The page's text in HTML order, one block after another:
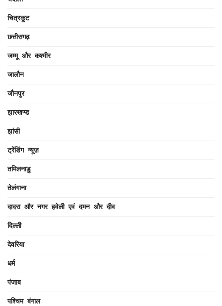
चित्रकूट
छत्तीसगढ़
जम्मू और कश्मीर
जालौन
जौनपुर
झारखण्ड
झांसी
ट्रेंडिंग न्यूज़
तमिलनाडु
तेलंगाना
दादरा और नगर हवेली एवं दमन और दीव
दिल्ली
देवरिया
धर्म
पंजाब
पश्चिम बंगाल